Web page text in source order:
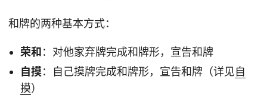
和牌的两种基本方式：
荣和 ：对他家弃牌完成和牌形，宣告和牌
自摸：自己摸牌完成和牌形，宣告和牌（详见自
摸）